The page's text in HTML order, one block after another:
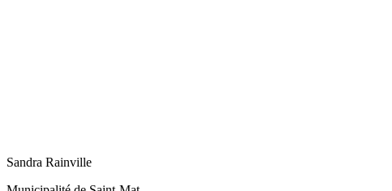
Sandra Rainville